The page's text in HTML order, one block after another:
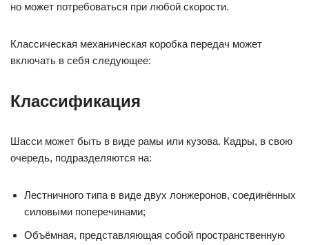
но может потребоваться при любой скорости.
Классическая механическая коробка передач может
включать в себя следующее:
Классификация
Шасси может быть в виде рамы или кузова. Кадры, в свою
очередь, подразделяются на:
Лестничного типа в виде двух лонжеронов, соединённых
силовыми поперечинами;
Объёмная, представляющая собой пространственную